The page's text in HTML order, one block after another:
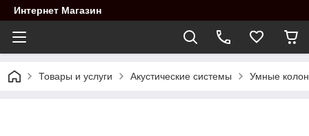
Интернет Магазин
Товары и услуги Акустические системы Умные